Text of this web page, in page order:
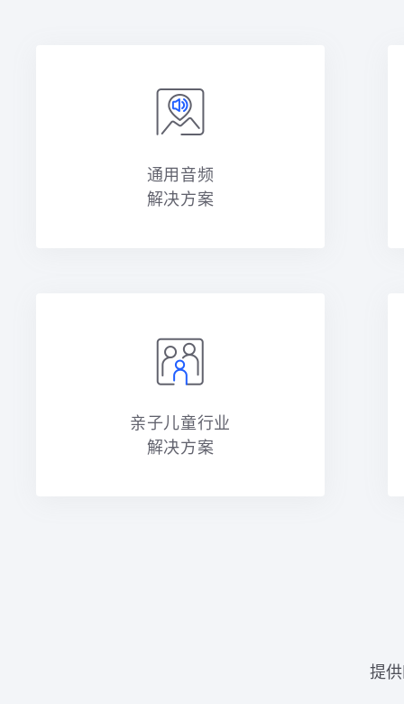
通用音频
解决方案
亲子儿童行业
解决方案
提